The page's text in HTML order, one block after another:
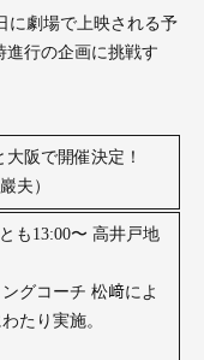
に劇場で上映される予
進行の企画に挑戦す
阪で開催決定！
夫）
も13:00〜 高井戸地
グコーチ 松﨑によ
たり実施。